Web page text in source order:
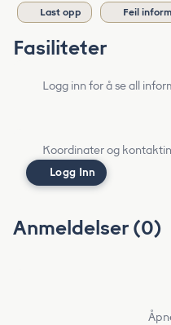
Last opp Feil
Fasiliteter
Logg inn for å se all
Koordinater og
Logg Inn
Anmeldelser (0)